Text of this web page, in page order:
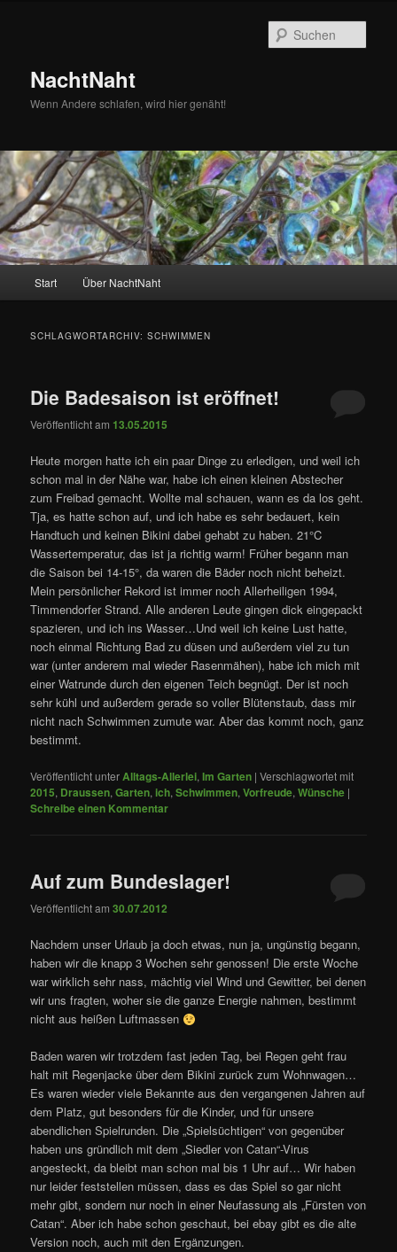
NachtNaht
Wenn Andere schlafen, wird hier genäht!
Start Über NachtNaht
SCHLAGWORTARCHIV:SCHWIMMEN
Die Badesaison ist eröffnet!
Veröffentlicht am13.05.2015
Heute morgen hatte ich ein paar Dinge zu erledigen, und weil ich
schon mal in der Nähe war, habe ich einen kleinen Abstecher
zum Freibad gemacht. Wollte mal schauen, wann es da los geht.
Tja, es hatte schon auf, und ich habe es sehr bedauert, kein
Handtuch und keinen Bikini dabei gehabt zu haben. 21°C
Wassertemperatur, das ist ja richtig warm! Früher begann man
die Saison bei 14-15°, da waren die Bäder noch nicht beheizt.
Mein persönlicher Rekord ist immer noch Allerheiligen 1994,
Timmendorfer Strand. Alle anderen Leute gingen dick eingepackt
spazieren, und ich ins Wasser…Und weil ich keine Lust hatte,
noch einmal Richtung Bad zu düsen und außerdem viel zu tun
war (unter anderem mal wieder Rasenmähen), habe ich mich mit
einer Watrunde durch den eigenen Teich begnügt. Der ist noch
sehr kühl und außerdem gerade so voller Blütenstaub, dass mir
nicht nach Schwimmen zumute war. Aber das kommt noch, ganz
bestimmt.
Veröffentlicht unterAlltags-Allerlei,Im Garten |Verschlagwortet mit
2015, Draussen,Garten,ich,Schwimmen,Vorfreude,Wünsche |
Schreibe einen Kommentar
Auf zum Bundeslager!
Veröffentlicht am30.07.2012
Nachdem unser Urlaub ja doch etwas, nun ja, ungünstig begann,
haben wir die knapp 3 Wochen sehr genossen! Die erste Woche
war wirklich sehr nass, mächtig viel Wind und Gewitter, bei denen
wir uns fragten, woher sie die ganze Energie nahmen, bestimmt
nicht aus heißen Luftmassen
Baden waren wir trotzdem fast jeden Tag, bei Regen geht frau
halt mit Regenjacke über dem Bikini zurück zum Wohnwagen…
Es waren wieder viele Bekannte aus den vergangenen Jahren auf
dem Platz, gut besonders für die Kinder, und für unsere
abendlichen Spielrunden. Die „Spielsüchtigen“ von gegenüber
haben uns gründlich mit dem „Siedler von Catan“-Virus
angesteckt, da bleibt man schon mal bis 1 Uhr auf… Wir haben
nur leider feststellen müssen, dass es das Spiel so gar nicht
mehr gibt, sondern nur noch in einer Neufassung als „Fürsten von
Catan“. Aber ich habe schon geschaut, bei ebay gibt es die alte
Version noch, auch mit den Ergänzungen.